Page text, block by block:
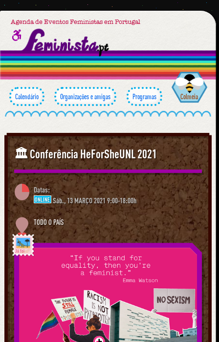
Agenda de Eventos Feministas em Portugal
Calendário Organizações e amigas Programas Colmeia
🏛 Conferência HeForSheUNL 2021
Datas:
ONLINE Sáb., 13 MARÇO 2021 9:00-18:00h
TODO O PAÍS
Já foi